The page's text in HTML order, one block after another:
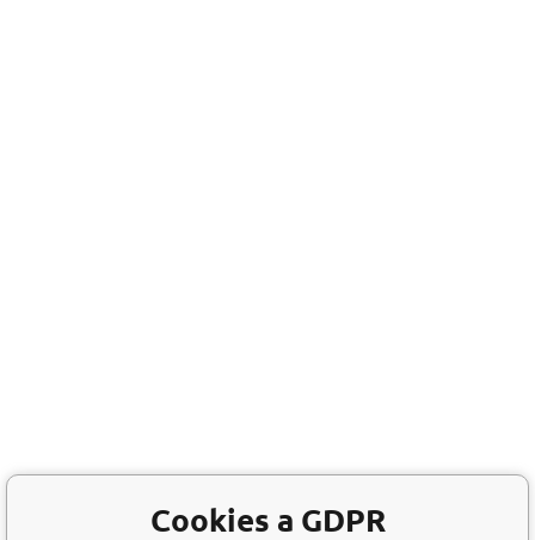
Cookies a GDPR